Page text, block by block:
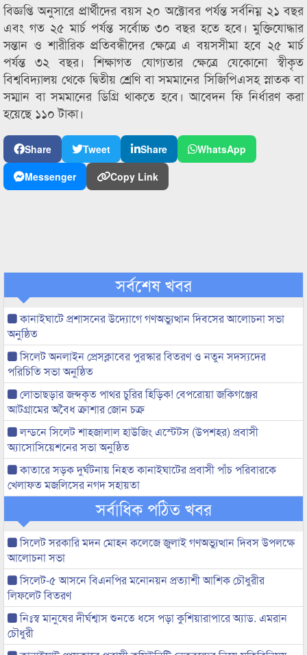
বিজ্ঞপ্তি অনুসারে প্রার্থীদের বয়স ২০ অক্টোবর পর্যন্ত সর্বনিম্ন ২১ বছর
এবং গত ২৫ মার্চ পর্যন্ত সর্বোচ্চ ৩০ বছর হতে হবে। মুক্তিযোদ্ধার
সন্তান ও শারীরিক প্রতিবন্ধীদের ক্ষেত্রে এ বয়সসীমা হবে ২৫ মার্চ
পর্যন্ত ৩২ বছর। শিক্ষাগত যোগ্যতার ক্ষেত্রে যেকোনো স্বীকৃত
বিশ্ববিদ্যালয় থেকে দ্বিতীয় শ্রেণি বা সমমানের সিজিপিএসহ স্নাতক বা
সম্মান বা সমমানের ডিগ্রি থাকতে হবে। আবেদন ফি নির্ধারণ করা
হয়েছে ১১০ টাকা।
Share Tweet Share
WhatsApp
Messenger
Copy Link
সর্বশেষ খবর
কানাইঘাটে প্রশাসনের উদ্যোগে গণঅভ্যুত্থান দিবসের আলোচনা সভা
অনুষ্ঠিত
সিলেট অনলাইন প্রেসক্লাবের পুরস্কার বিতরণ ও নতুন সদস্যদের
পরিচিতি সভা অনুষ্ঠিত
লোভাছড়ার জব্দকৃত পাথর চুরির হিড়িক! বেপরোয়া জকিগঞ্জের
আটগ্রামের অবৈধ ক্রাশার জোন চক্র
লন্ডনে সিলেট শাহজালাল হাউজিং এস্টেটস (উপশহর) প্রবাসী
অ্যাসোসিয়েশনের সভা অনুষ্ঠিত
কাতারে সড়ক দুর্ঘটনায় নিহত কানাইঘাটের প্রবাসী পাঁচ পরিবারকে
খেলাফত মজলিসের নগদ সহায়তা
সর্বাধিক পঠিত খবর
সিলেট সরকারি মদন মোহন কলেজে জুলাই গণঅভ্যুত্থান দিবস উপলক্ষে
আলোচনা সভা
সিলেট-৫ আসনে বিএনপির মনোনয়ন প্রত্যাশী আশিক চৌধুরীর
লিফলেট বিতরণ
নিঃস্ব মানুষের দীর্ঘশ্বাস শুনতে ধসে পড়া কুশিয়ারাপারে অ্যাড. এমরান
চৌধুরী